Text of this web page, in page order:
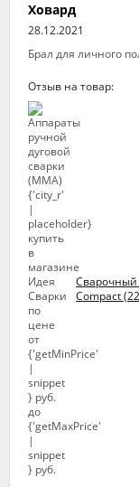
Ховард
28.12.2021
Брал для личного
Отзыв на товар:
Сварочный
Compact